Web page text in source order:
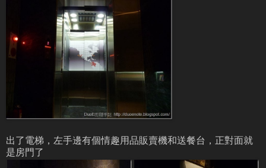
出了電梯，左手邊有個情趣用品販賣機和送餐台，正對面就
是房門了